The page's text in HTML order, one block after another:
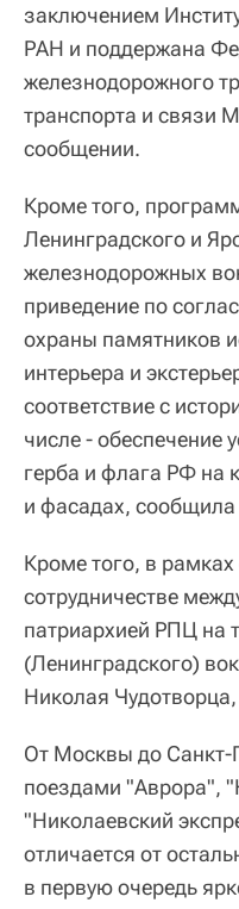
заключением
РАН и поддержана
железнодорожного
транспорта и связи
сообщении.
Кроме того,
Ленинградского и
железнодорожных
приведение по
охраны памятников
интерьера и
соответствие с
числе - обеспечение
герба и флага РФ на
и фасадах,
Кроме того, в
сотрудничестве
патриархией РПЦ на
(Ленинградского)
Николая
От Москвы до Санкт-
поездами "Аврора",
"Николаевский
отличается от
в первую очередь